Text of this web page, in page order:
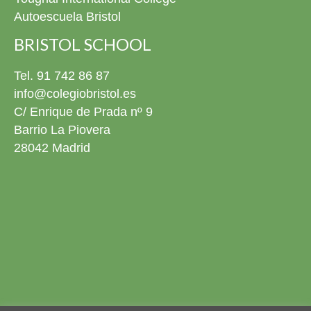
este día disponibles en la fototeca para revivirlo siempre
que queráis. 4º ESO El pasado viernes 22 de mayo nos
pusimos de gala para celebrar la graduación de nuestros
alumnos de 4º ESO. Estuvimos rodeados de familias,
amigos y profesores en un evento conmovedor donde no
montón cantando una canción juntos y disfrutamos
mucho viendo una presentación con sus mejores fotos y
recuerdos en el cole. Con este gran día, nuestros chicos
cierran una etapa increíble y se preparan para empezar
Autoescuela Bristol
BRISTOL SCHOOL
Tel. 91 742 86 87
info@colegiobristol.es
C/ Enrique de Prada nº 9
Barrio La Piovera
28042 Madrid